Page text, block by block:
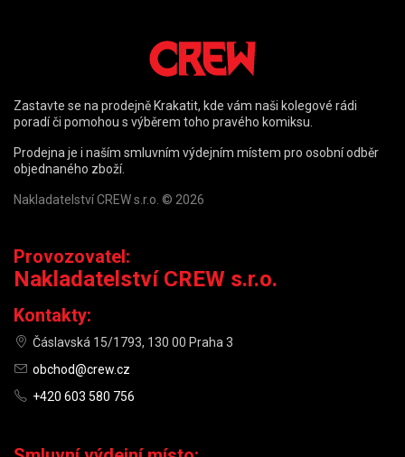
Zastavte se na prodejně Krakatit, kde vám naši kolegové rádi
poradí či pomohou s výběrem toho pravého komiksu.
Prodejna je i naším smluvním výdejním místem pro osobní odběr
objednaného zboží.
Nakladatelství CREW s.r.o. © 2026
Provozovatel:
Nakladatelství CREW s.r.o.
Kontakty:
Čáslavská 15/1793, 130 00 Praha 3
obchod@crew.cz
+420 603 580 756